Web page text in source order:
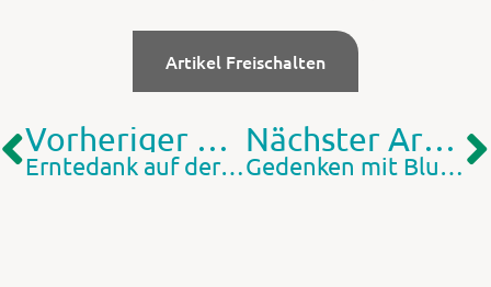
Artikel Freischalten
Vorheriger Artikel
Erntedank auf der Streuobstwiese
Nächster Artikel
Gedenken mit Blumen